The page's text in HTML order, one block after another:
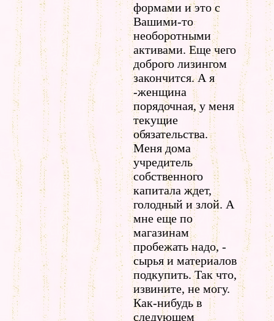
формами и это с
Вашими-то
необоротными
активами. Еще чего
доброго лизингом
закончится. А я
-женщина
порядочная, у меня
текущие
обязательства.
Меня дома
учредитель
собственного
капитала ждет,
голодный и злой. А
мне еще по
магазинам
пробежать надо, -
сырья и материалов
подкупить. Так что,
извините, не могу.
Как-нибудь в
следующем